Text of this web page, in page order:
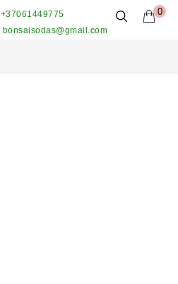
0
+37061449775
bonsaisodas@gmail.com